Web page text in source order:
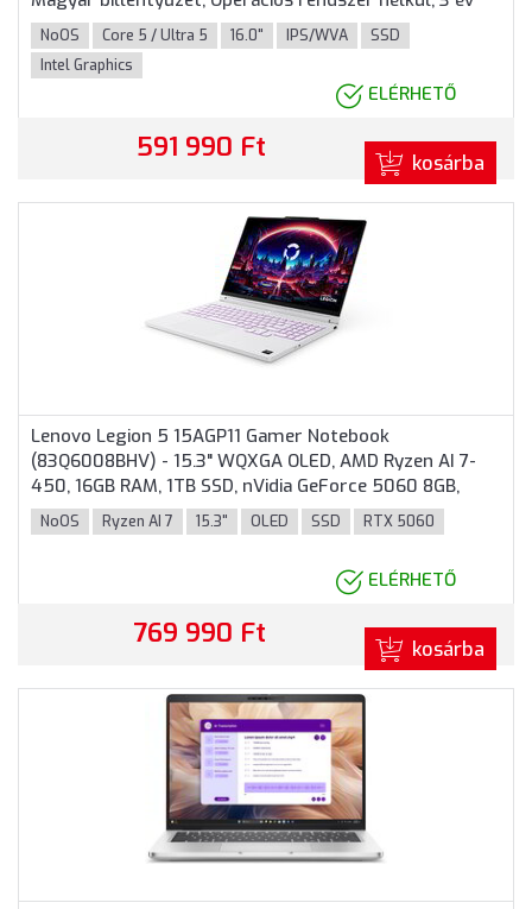
garancia, Fekete színben
NoOS Core 5 / Ultra 5 16.0" IPS/WVA
SSD
Intel Graphics
ELÉRHETŐ
591 990 Ft kosárba
Lenovo Legion 5 15AGP11 Gamer Notebook
(83Q6008BHV) - 15.3" WQXGA OLED, AMD Ryzen AI 7-
450, 16GB RAM, 1TB SSD, nVidia GeForce 5060 8GB,
Magyar billentyűzet, Operációs rendszer nélkül, 3 év
garancia, Fehér színben
NoOS Ryzen AI 7 15.3" OLED SSD RTX 5060
ELÉRHETŐ
769 990 Ft kosárba